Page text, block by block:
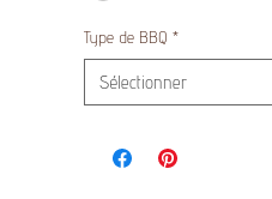
Type de BBQ *
Sélectionner